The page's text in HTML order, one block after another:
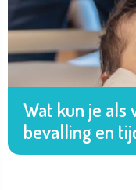
Wat kun je als
bevalling en